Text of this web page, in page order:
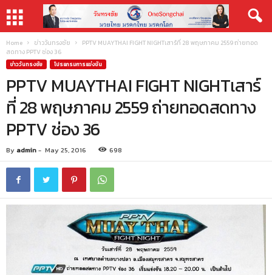
Home ข่าววันทรงชัย
PPTV MUAYTHAI FIGHT NIGHTเสาร์ที่ 28 พฤษภาคม 2559 ถ่ายทอด
สดทาง PPTV ช่อง 36
ข่าววันทรงชัย โปรแกรมการแข่งขัน
PPTV MUAYTHAI FIGHT NIGHTเสาร์
ที่ 28 พฤษภาคม 2559 ถ่ายทอดสดทาง
PPTV ช่อง 36
By admin- May 25, 2016 698